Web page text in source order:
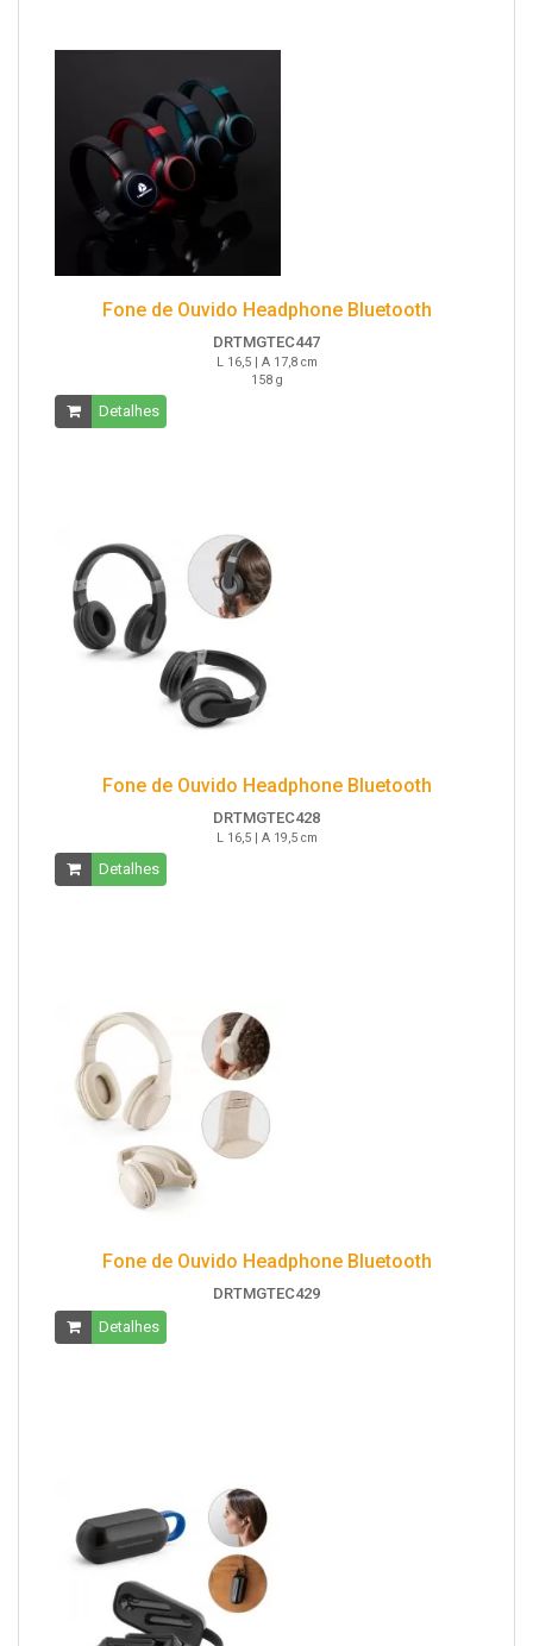
Fone de Ouvido Headphone Bluetooth
DRTMGTEC447
L 16,5 | A 17,8 cm
158 g
Detalhes
Fone de Ouvido Headphone Bluetooth
DRTMGTEC428
L 16,5 | A 19,5 cm
Detalhes
Fone de Ouvido Headphone Bluetooth
DRTMGTEC429
Detalhes